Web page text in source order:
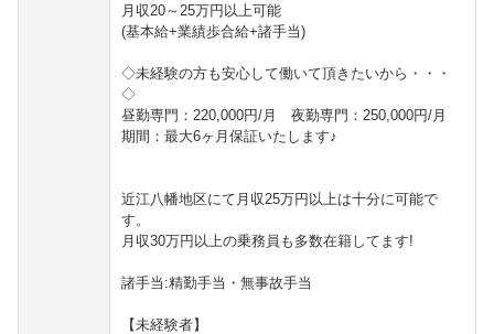
月収20～25万円以上可能
(基本給+業績歩合給+諸手当)
◇未経験の方も安心して働いて頂きたいから・・・
◇
昼勤専門：220,000円/月 夜勤専門：250,000円/月
期間：最大6ヶ月保証いたします♪
近江八幡地区にて月収25万円以上は十分に可能で
す。
月収30万円以上の乗務員も多数在籍してます!
諸手当:精勤手当・無事故手当
【未経験者】